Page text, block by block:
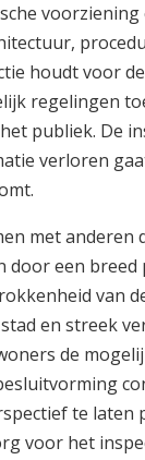
houdt voor
regelingen
publiek. De
verloren
met anderen
door een
van
en streek
de
te laten
voor het